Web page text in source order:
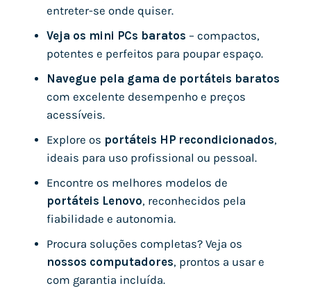
entreter-se onde quiser.
Veja os mini PCs baratos – compactos,
potentes e perfeitos para poupar espaço.
Navegue pela gama de portáteis baratos
com excelente desempenho e preços
acessíveis.
Explore os portáteis HP recondicionados,
ideais para uso profissional ou pessoal.
Encontre os melhores modelos de
portáteis Lenovo, reconhecidos pela
fiabilidade e autonomia.
Procura soluções completas? Veja os
nossos computadores, prontos a usar e
com garantia incluída.